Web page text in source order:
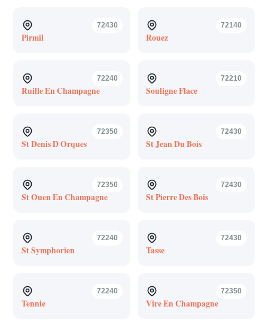
72430
Pirmil
72140
Rouez
72240
Ruille En Champagne
72210
Souligne Flace
72350
St Denis D Orques
72430
St Jean Du Bois
72350
St Ouen En Champagne
72430
St Pierre Des Bois
72240
St Symphorien
72430
Tasse
72240
Tennie
72350
Vire En Champagne